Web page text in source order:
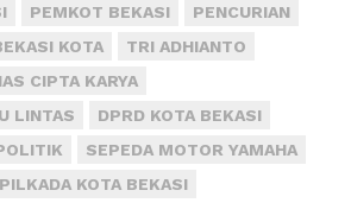
PEMKOT BEKASI
PENCURIAN
KOTA
TRI ADHIANTO
CIPTA KARYA
LINTAS
DPRD KOTA BEKASI
SEPEDA MOTOR YAMAHA
PILKADA KOTA BEKASI